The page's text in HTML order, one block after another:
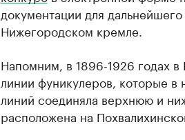
документации для
Нижегородском кремле.
Напомним, в 1896-1926 годах
линии фуникулеров, которые в
линий соединяла верхнюю и
расположена на